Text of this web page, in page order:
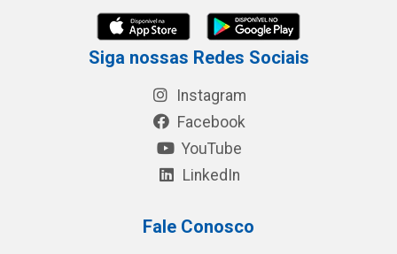
Siga nossas Redes Sociais
Instagram
Facebook
YouTube
LinkedIn
Fale Conosco